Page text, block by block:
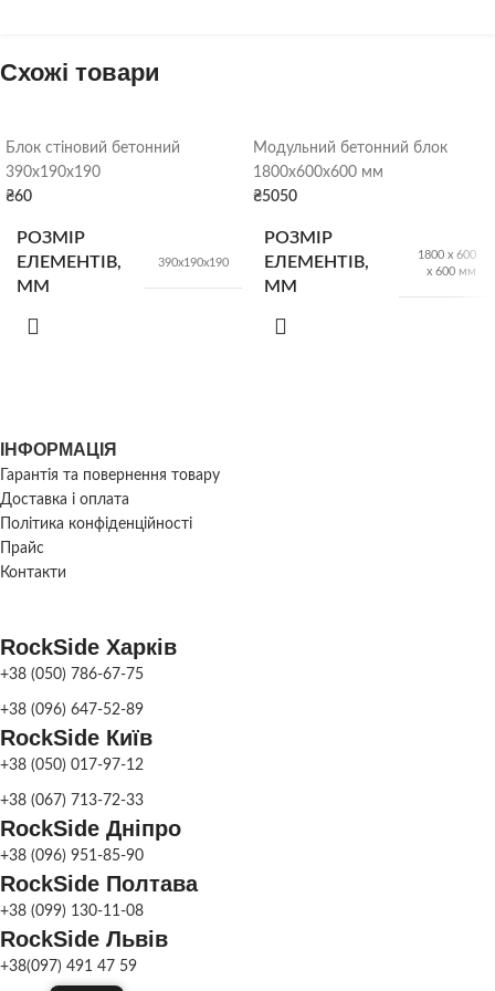
Схожі товари
Блок стіновий бетонний
390х190х190
₴60
РОЗМІР
ЕЛЕМЕНТІВ,
ММ
390х190х190
ВАГА
КОЛІР БЛОКА
Модульний бетонний блок
1800х600х600 мм
₴5050
РОЗМІР
ЕЛЕМЕНТІВ,
ММ
1800 х 600
х 600 мм
ІНФОРМАЦІЯ
Гарантія та повернення товару
Доставка і оплата
Політика конфіденційності
Прайс
Контакти
RockSide Харків
+38 (050) 786-67-75
+38 (096) 647-52-89
RockSide Київ
+38 (050) 017-97-12
+38 (067) 713-72-33
RockSide Дніпро
+38 (096) 951-85-90
RockSide Полтава
+38 (099) 130-11-08
RockSide Львів
+38(097) 491 47 59